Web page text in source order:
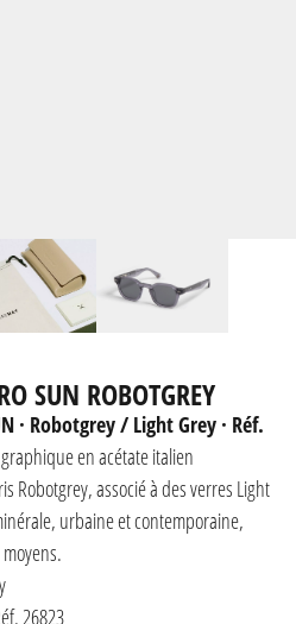
SUN ROBOTGREY
· Robotgrey / Light Grey · Réf.
en acétate italien
Robotgrey, associé à des verres Light
urbaine et contemporaine,
26823